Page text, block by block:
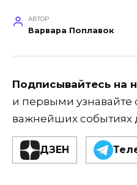
АВТОР
Варвара Поплавок
Подписывайтесь на
и первыми узнавайте
важнейших событиях
ДЗЕН